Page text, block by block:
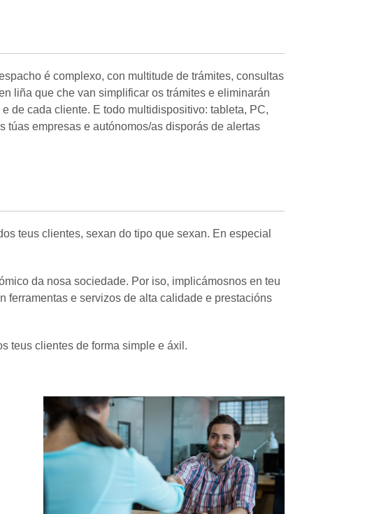
é complexo, con multitude de trámites, consultas
liña que che van simplificar os trámites e eliminarán
de cada cliente. E todo multidispositivo: tableta, PC,
túas empresas e autónomos/as disporás de alertas
teus clientes, sexan do tipo que sexan. En especial
da nosa sociedade. Por iso, implicámosnos en teu
ferramentas e servizos de alta calidade e prestacións
teus clientes de forma simple e áxil.